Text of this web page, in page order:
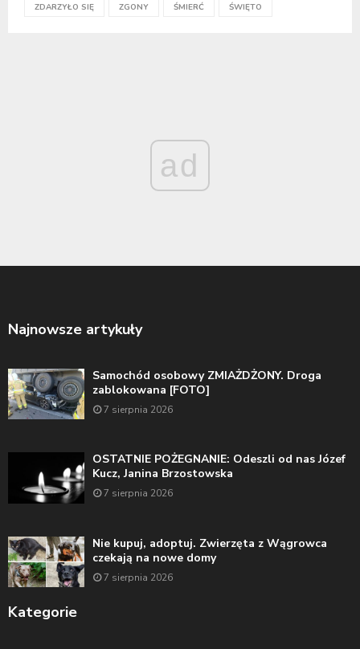
ZDARZYŁO SIĘ ZGONY ŚMIERĆ ŚWIĘTO
ad
Najnowsze artykuły
Samochód osobowy ZMIAŻDŻONY. Droga
zablokowana [FOTO]
7 sierpnia 2026
OSTATNIE POŻEGNANIE: Odeszli od nas Józef
Kucz, Janina Brzostowska
7 sierpnia 2026
Nie kupuj, adoptuj. Zwierzęta z Wągrowca
czekają na nowe domy
7 sierpnia 2026
Kategorie